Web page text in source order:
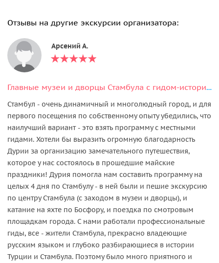
Отзывы на другие экскурсии организатора:
Арсений А.
Главные музеи и дворцы Стамбула с гидом-историком
Стамбул - очень динамичный и многолюдный город, и для
первого посещения по собственному опыту убедились, что
наилучший вариант - это взять программу с местными
гидами. Хотели бы выразить огромную благодарность
Дурии за организацию замечательного путешествия,
которое у нас состоялось в прошедшие майские
праздники! Дурия помогла нам составить программу на
целых 4 дня по Стамбулу - в ней были и пешие экскурсию
по центру Стамбула (с заходом в музеи и дворцы), и
катание на яхте по Босфору, и поездка по смотровым
площадкам города. С нами работали профессиональные
гиды, все - жители Стамбула, прекрасно владеющие
русским языком и глубоко разбирающиеся в истории
Турции и Стамбула. Поэтому было много приятного и